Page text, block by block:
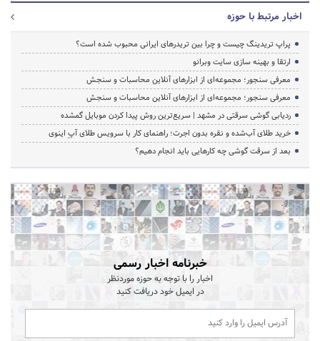
اخبار مرتبط با حوزه
پراپ تریدینگ چیست و چرا بین تریدرهای ایرانی محبوب شده است؟
ارتقا و بهینه سازی سایت وبرانو
معرفی سنجور؛ مجموعه‌ای از ابزارهای آنلاین محاسبات و سنجش
معرفی سنجور؛ مجموعه‌ای از ابزارهای آنلاین محاسبات و سنجش
ردیابی گوشی سرقتی در مشهد | سریع‌ترین روش پیدا کردن موبایل گمشده
خرید طلای آب‌شده و نقره بدون اجرت؛ راهنمای کار با سرویس طلای آپِ اینوی
بعد از سرقت گوشی چه کارهایی باید انجام دهیم؟
خبرنامه اخبار رسمی
اخبار را با توجه به حوزه موردنظر
در ایمیل خود دریافت کنید